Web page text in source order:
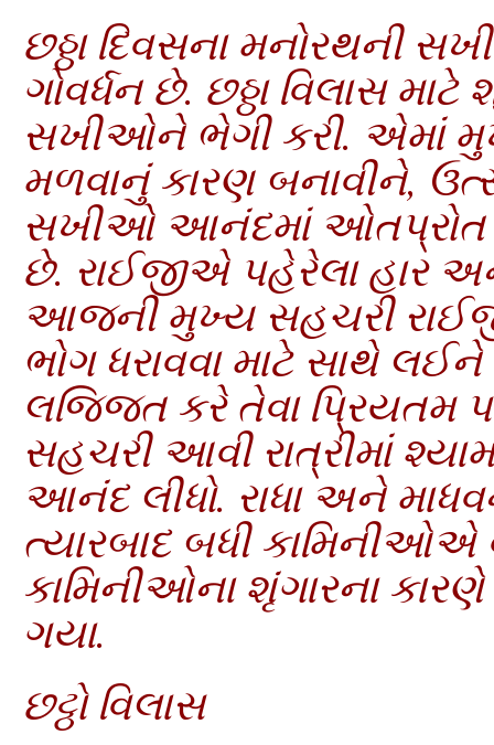
છઠ્ઠા દિવસના મનોરથની
ગોવર્ધન છે. છઠ્ઠા વિલાસ
સખીઓને ભેગી કરી. એમાં
મળવાનું કારણ બનાવીને,
સખીઓ આનંદમાં ઓતપ્રોત
છે. રાઈજીએ પહેરેલા હાર
આજની મુખ્ય સહચરી
ભોગ ધરાવવા માટે સાથે
લજ્જિત કરે તેવા પ્રિયતમ
સહચરી આવી રાત્રીમાં
આનંદ લીધો. રાધા અને
ત્યારબાદ બધી કામિનીઓએ
કામિનીઓના શૃંગારના
ગયા.
છટ્ઠો વિલાસ